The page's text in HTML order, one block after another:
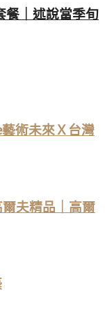
餐｜述說當季旬
術未來Ｘ台灣
夫精品｜高爾